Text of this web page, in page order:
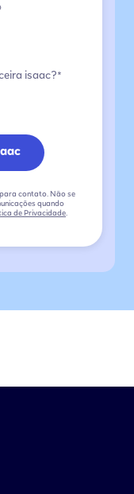
isaac?*
contato. Não se
quando
de Privacidade.